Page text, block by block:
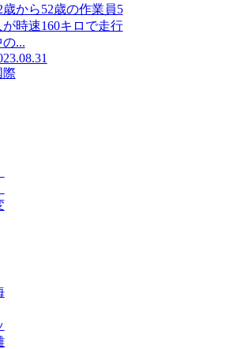
歳から52歳の作業員5
が時速160キロで走行
の...
際